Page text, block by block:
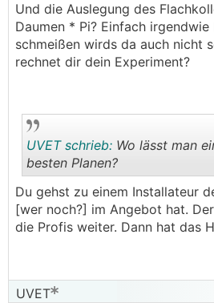
..
Und die Auslegung des
Daumen * Pi? Einfach
schmeißen wirds da auch nicht
rechnet dir dein Experiment?
.
UVET schrieb: Wo lässt man
besten Planen?
Du gehst zu einem Installateur
[wer noch?] im Angebot hat.
die Profis weiter. Dann hat das
UVET